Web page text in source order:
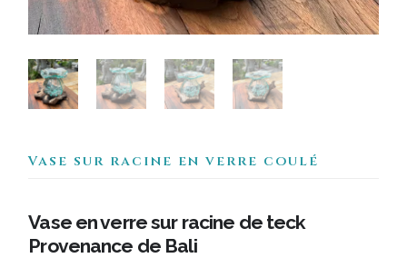
Vase sur racine en verre coulé
Vase en verre sur racine de teck
Provenance de Bali